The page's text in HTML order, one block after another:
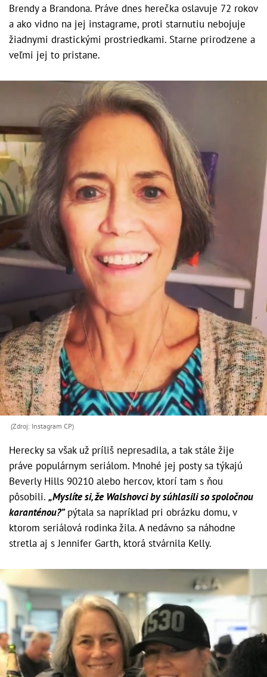
Brendy a Brandona. Práve dnes herečka oslavuje 72 rokov
a ako vidno na jej instagrame, proti starnutiu nebojuje
žiadnymi drastickými prostriedkami. Starne prirodzene a
veľmi jej to pristane.
(Zdroj: Instagram CP)
Herecky sa však už príliš nepresadila, a tak stále žije
práve populárnym seriálom. Mnohé jej posty sa týkajú
Beverly Hills 90210 alebo hercov, ktorí tam s ňou
pôsobili. „Myslíte si, že Walshovci by súhlasili so spoločnou
karanténou?”pýtala sa napríklad pri obrázku domu, v
ktorom seriálová rodinka žila. A nedávno sa náhodne
stretla aj s Jennifer Garth, ktorá stvárnila Kelly.